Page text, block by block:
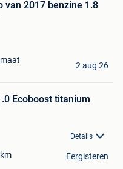
van 2017 benzine 1.8
2 aug 26
Ecoboost titanium
Details
km Eergisteren